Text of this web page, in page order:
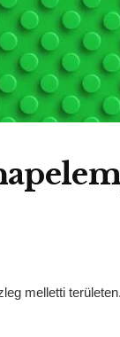
melletti